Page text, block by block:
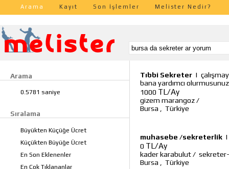
Arama Kayıt Son İşlemler Melister Nedir?
Arama
0.5781 saniye
Sıralama
Büyükten Küçüğe Ücret
Küçükten Büyüğe Ücret
En Son Eklenenler
En Çok Tıklananlar
Tıbbi Sekreter |
bana yardımcı
1000 TL/Ay
gizem marangoz/
Bursa
Türkiye
muhasebe /sekreterlik |
0 TL/Ay
kader karabulut/
Bursa
Türkiye